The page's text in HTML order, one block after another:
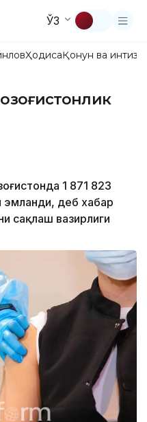
ЎЗ
ҲодисаҚонун ва
1 871 823
эмланди, деб хабар
сақлаш вазирлиги